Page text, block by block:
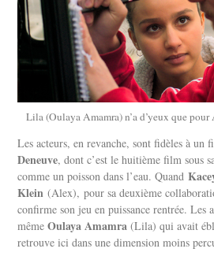
Lila (Oulaya Amamra) n’a d’yeux que
Les acteurs, en revanche, sont fidèles à un
Deneuve, dont c’est le huitième film sous
comme un poisson dans l’eau. Quand
Klein (Alex), pour sa deuxième
confirme son jeu en puissance rentrée. Les
mêmeOulaya Amamra (Lila) qui avait
retrouve ici dans une dimension moins